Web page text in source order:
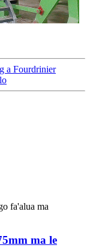
a Fourdrinier
ma le